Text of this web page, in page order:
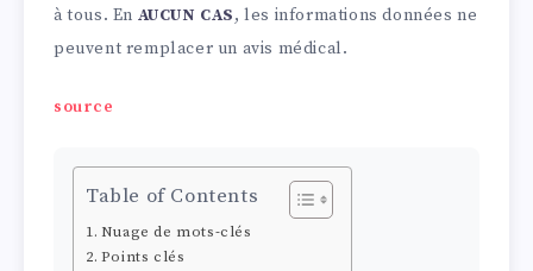
à tous. En AUCUN CAS, les informations données ne
peuvent remplacer un avis médical.
source
Table of Contents
Nuage de mots-clés
Points clés